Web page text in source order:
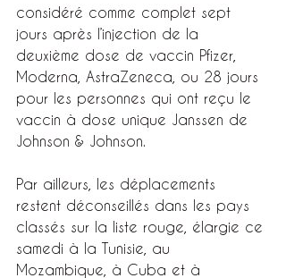
considéré comme complet sept
jours après l’injection de la
deuxième dose de vaccin Pfizer,
Moderna, AstraZeneca, ou 28 jours
pour les personnes qui ont reçu le
vaccin à dose unique Janssen de
Johnson & Johnson.
Par ailleurs, les déplacements
restent déconseillés dans les pays
classés sur la liste rouge, élargie ce
samedi à la Tunisie, au
Mozambique, à Cuba et à